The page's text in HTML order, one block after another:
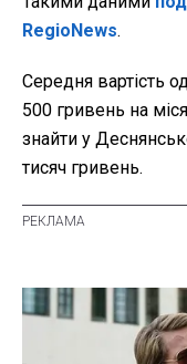
RegioNews.
Середня вартість
500 гривень на
знайти у
тисяч гривень.